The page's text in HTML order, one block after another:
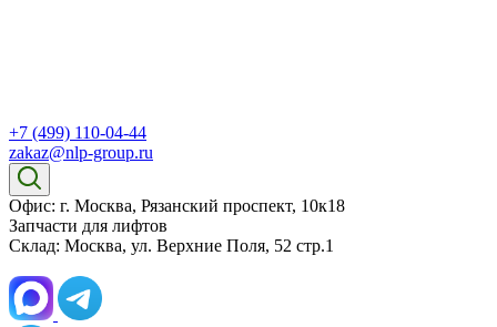
+7 (499) 110-04-44
zakaz@nlp-group.ru
Офис: г. Москва, Рязанский проспект, 10к18
Запчасти для лифтов
Склад: Москва, ул. Верхние Поля, 52 стр.1